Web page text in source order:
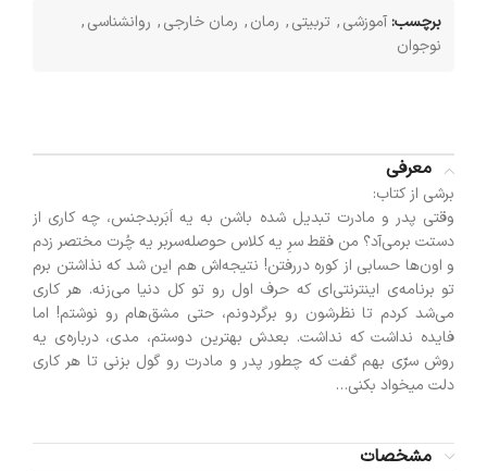
برچسب:آموزشی, تربیتی, رمان, رمان خارجی, روانشناسی,
نوجوان
معرفی
برشی از کتاب:
وقتی پدر و مادرت تبدیل شده باشن به یه اَبَربدجنس، چه کاری از
دستت برمی‌آد؟ من فقط سرِ یه کلاس حوصله‌سربر یه چُرت مختصر زدم
و اون‌ها حسابی از کوره دررفتن! نتیجه‌اش هم این شد که نذاشتن برم
تو برنامه‌ی اینترنتی‌ای که حرف اول رو تو کل دنیا می‌زنه. هر کاری
می‌شد کردم تا نظرشون رو برگردونم، حتی مشق‌هام رو نوشتم! اما
فایده نداشت که نداشت. بعدش بهترین دوستم، مدی، درباره‌ی یه
روش سرّی بهم گفت که چطور پدر و مادرت رو گول بزنی تا هر کاری
دلت میخواد بکنی…
مشخصات